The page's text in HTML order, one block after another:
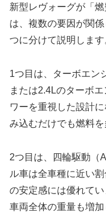
新型レヴォーグが「
は、複数の要因が関
つに分けて説明します
1つ目は、ターボエン
または2.4Lのターボ
ワーを重視した設計
み込むだけでも燃料を
2つ目は、四輪駆動（
ル車は全車種に近い
の安定感には優れて
車両全体の重量も増